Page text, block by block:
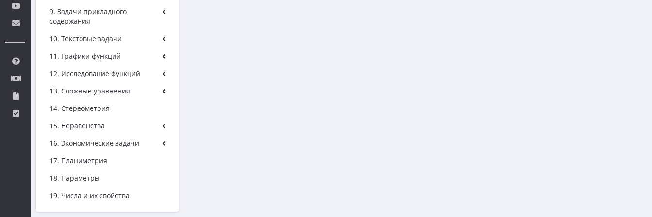
9. Задачи прикладного
содержания
10. Текстовые задачи
11. Графики функций
12. Исследование функций
13. Сложные уравнения
14. Стереометрия
15. Неравенства
16. Экономические задачи
17. Планиметрия
18. Параметры
19. Числа и их свойства